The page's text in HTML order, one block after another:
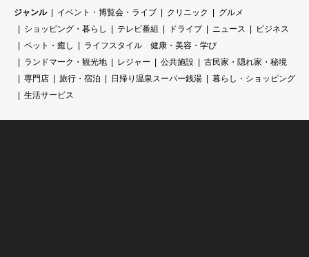
ジャンル イベント・博覧会・ライブ クリニック
グルメ
ショッピング・暮らし
テレビ番組 ドライブ ニュース
ビジネス
ペット・癒し
ライフスタイル 健康・美容・学び
ランドマーク・観光地
レジャー 公共施設
古民家・隠れ家・秘境
専門店
旅行・宿泊 日帰り温泉スーパー銭湯
暮らし・ショッピング
生活サービス